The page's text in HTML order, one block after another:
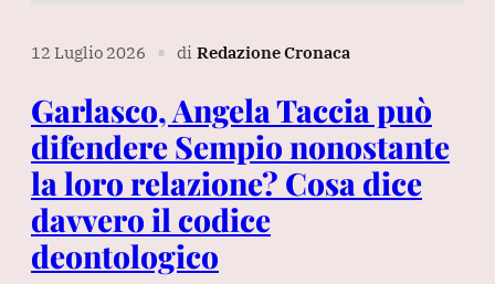
12 Luglio 2026 ∎ di Redazione Cronaca
Garlasco, Angela Taccia può
difendere Sempio nonostante
la loro relazione? Cosa dice
davvero il codice
deontologico